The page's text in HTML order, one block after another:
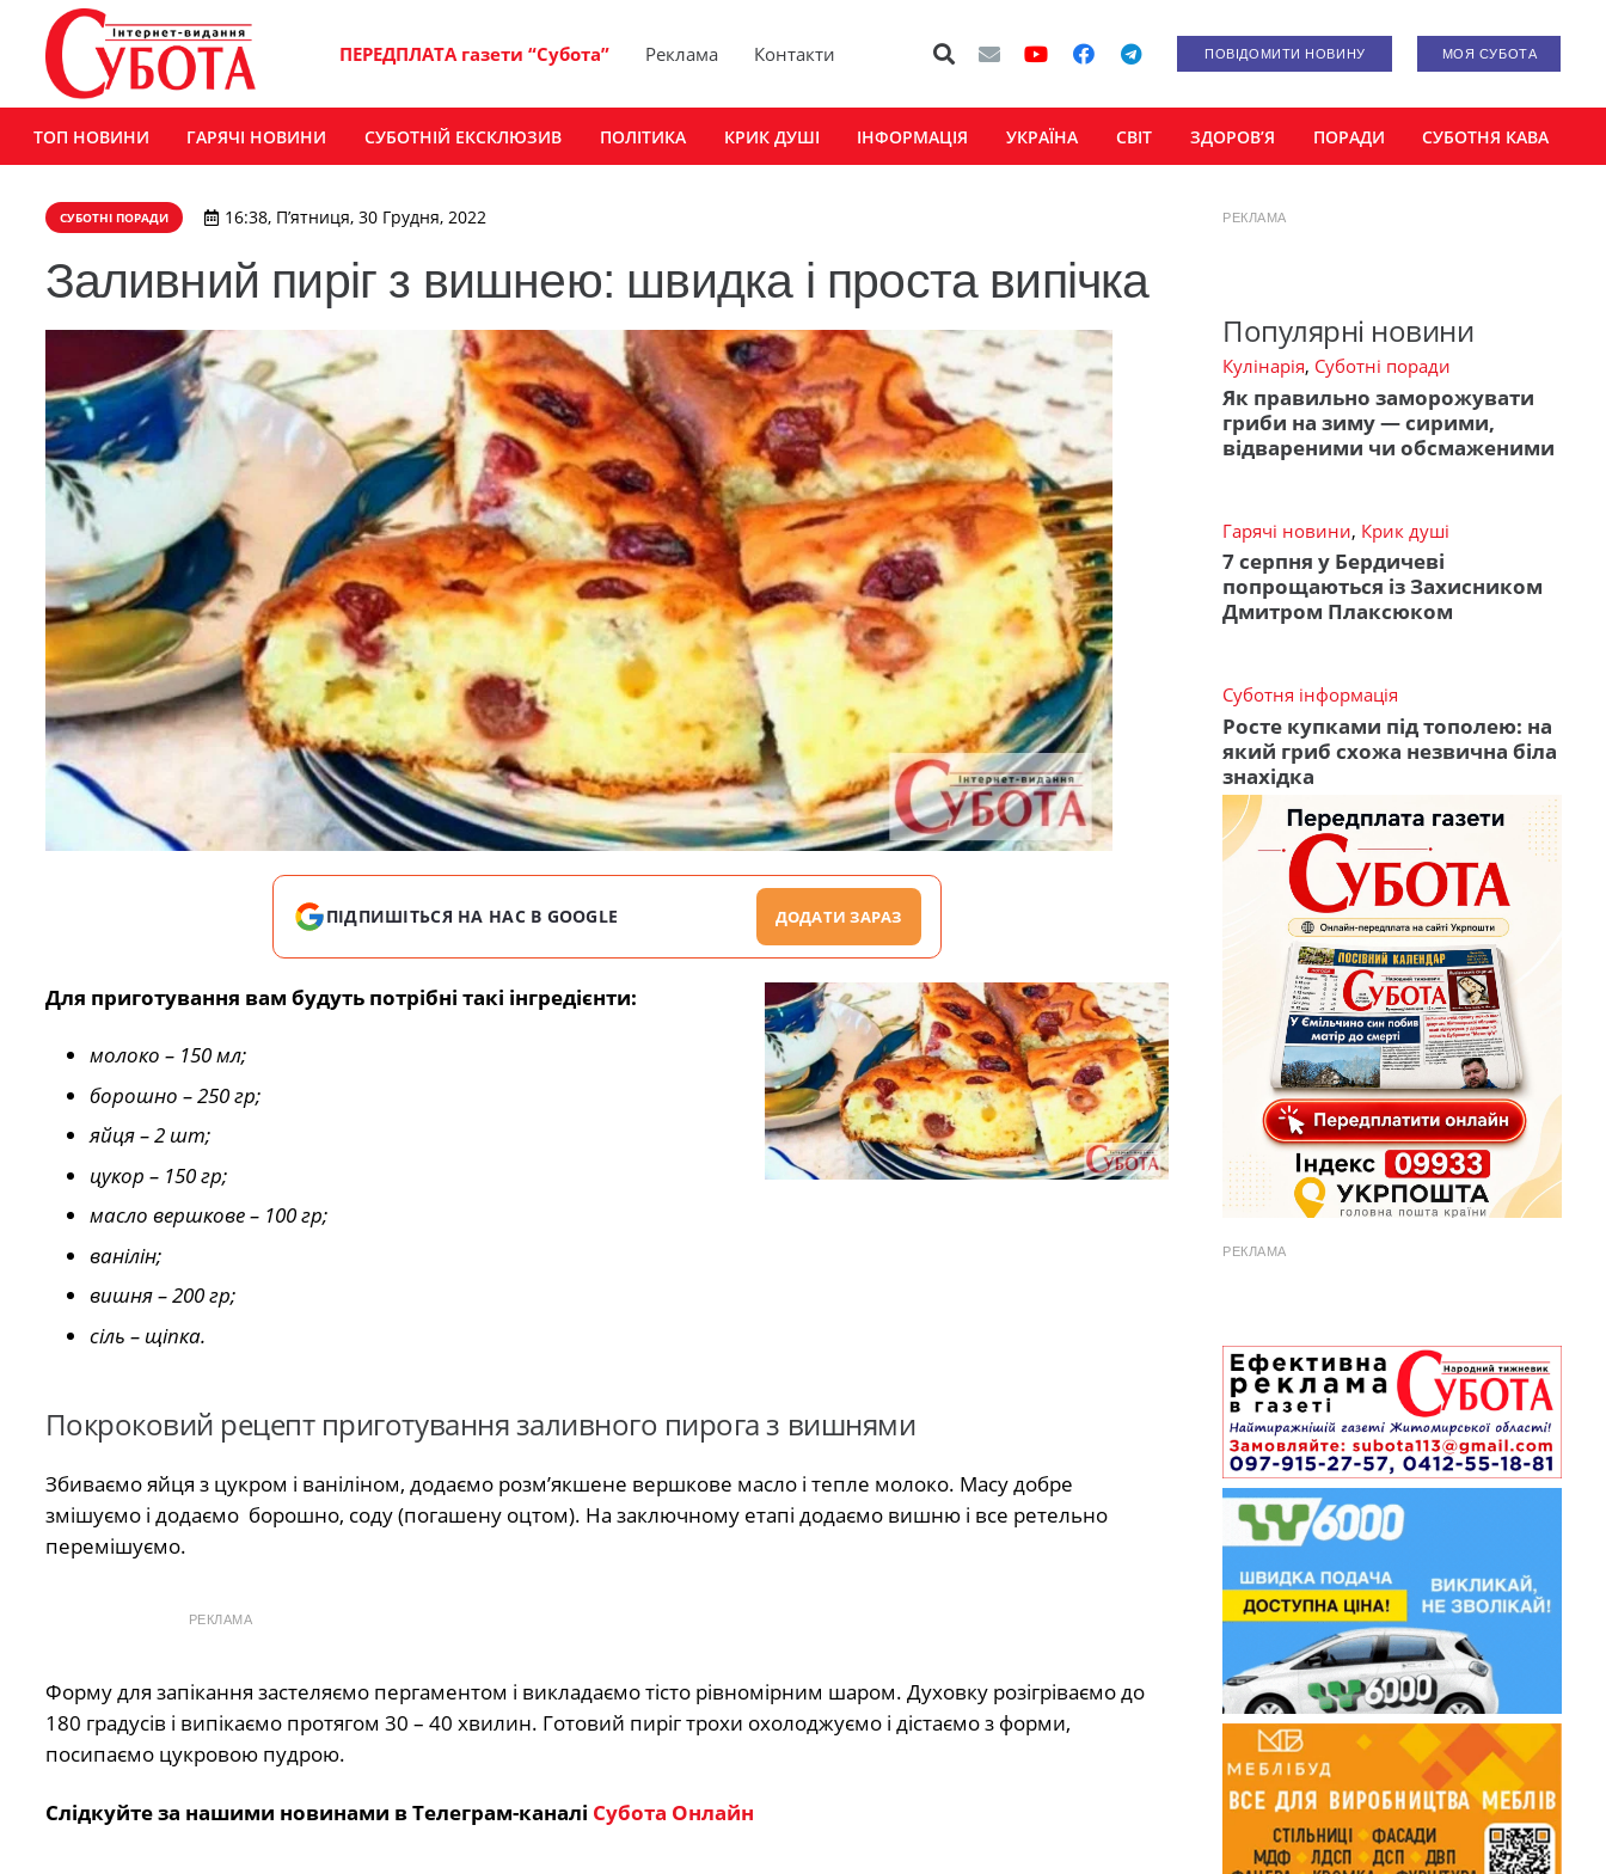
ПЕРЕДПЛАТА газети “Субота” Реклама Контакти ПОВІДОМИТИ НОВИНУ МОЯ СУБОТА
ТОП НОВИНИ ГАРЯЧІ НОВИНИ СУБОТНІЙ ЕКСКЛЮЗИВ ПОЛІТИКА КРИК ДУШІ ІНФОРМАЦІЯ УКРАЇНА СВІТ ЗДОРОВ’Я ПОРАДИ СУБОТНЯ КАВА
СУБОТНІ ПОРАДИ 16:38, П’ятниця, 30 Грудня, 2022
Заливний пиріг з вишнею: швидка і проста випічка
ПІДПИШІТЬСЯ НА НАС В GOOGLE ДОДАТИ ЗАРАЗ
Для приготування вам будуть потрібні такі інгредієнти:
молоко – 150 мл;
борошно – 250 гр;
яйця – 2 шт;
цукор – 150 гр;
масло вершкове – 100 гр;
ванілін;
вишня – 200 гр;
сіль – щіпка.
Покроковий рецепт приготування заливного пирога з вишнями
Збиваємо яйця з цукром і ваніліном, додаємо розм’якшене вершкове масло і тепле молоко. Масу добре
змішуємо і додаємо борошно, соду (погашену оцтом). На заключному етапі додаємо вишню і все ретельно
перемішуємо.
РЕКЛАМА
Форму для запікання застеляємо пергаментом і викладаємо тісто рівномірним шаром. Духовку розігріваємо до
180 градусів і випікаємо протягом 30 – 40 хвилин. Готовий пиріг трохи охолоджуємо і дістаємо з форми,
посипаємо цукровою пудрою.
Слідкуйте за нашими новинами в Телеграм-каналі Субота Онлайн
РЕКЛАМА
Популярні новини
Кулінарія, Суботні поради
Як правильно заморожувати
гриби на зиму — сирими,
відвареними чи обсмаженими
Гарячі новини, Крик душі
7 серпня у Бердичеві
попрощаються із Захисником
Дмитром Плаксюком
Суботня інформація
Росте купками під тополею: на
який гриб схожа незвична біла
знахідка
РЕКЛАМА